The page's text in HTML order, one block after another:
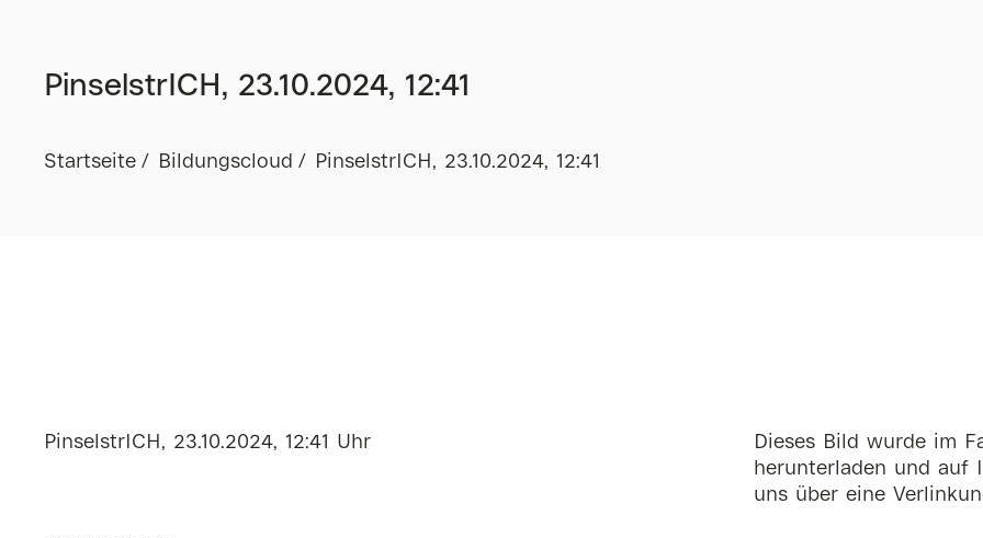
PinselstrICH, 23.10.2024, 12:41
Startseite Bildungscloud PinselstrICH, 23.10.2024, 12:41
PinselstrICH, 23.10.2024, 12:41 Uhr
Dieses Bild wurde im
herunterladen und auf
uns über eine